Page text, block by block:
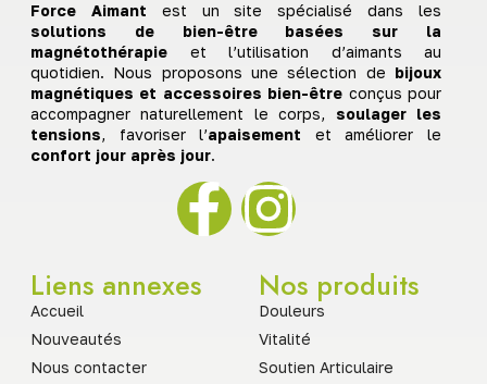
Force Aimant est un site spécialisé dans les
solutions de bien-être basées sur la
magnétothérapie et l’utilisation d’aimants au
quotidien. Nous proposons une sélection de bijoux
magnétiques et accessoires bien-être conçus pour
accompagner naturellement le corps, soulager les
tensions, favoriser l’apaisement et améliorer le
confort jour après jour.
Liens annexes
Accueil
Nouveautés
Nous contacter
Nos produits
Douleurs
Vitalité
Soutien Articulaire